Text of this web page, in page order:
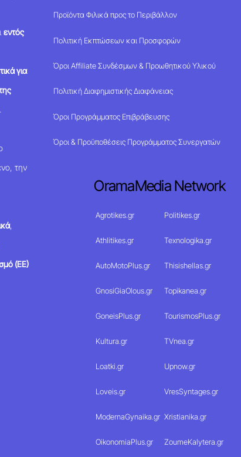
εντός
για
την
,
(ΕΕ)
Προϊόντα Φιλικά προς το Περιβάλλον
Πολιτική Εκπτώσεων και Προσφορών
Όροι Affiliate Συνδέσμων & Προωθητικού Υλικού
Πολιτική Διαφημιστικής Διαφάνειας
Όροι Προγράμματος Επιβράβευσης
Όροι & Προϋποθέσεις Προγράμματος Συνεργατών
OramaMedia Network
Agrotikes.gr Politikes.gr
Athlitikes.gr Texnologika.gr
AutoMotoPlus.gr Thisishellas.gr
GnosiGiaOlous.gr Topikanea.gr
GoneisPlus.gr TourismosPlus.gr
Kultura.gr TVnea.gr
Loatki.gr Upnow.gr
Loveis.gr VresSyntages.gr
ModernaGynaika.gr Xristianika.gr
OikonomiaPlus.gr ZoumeKalytera.gr